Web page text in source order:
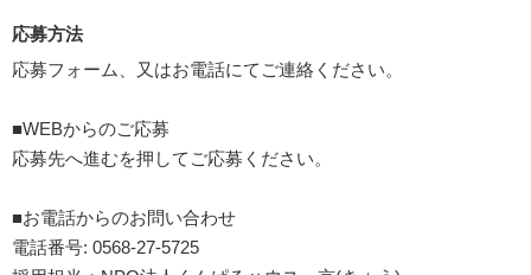
応募方法
応募フォーム、又はお電話にてご連絡ください。
■WEBからのご応募
応募先へ進むを押してご応募ください。
■お電話からのお問い合わせ
電話番号: 0568-27-5725